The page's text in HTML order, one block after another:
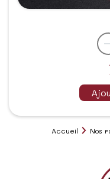
Accueil Nos